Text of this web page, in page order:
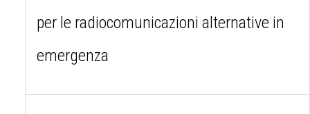
per le radiocomunicazioni alternative in
emergenza